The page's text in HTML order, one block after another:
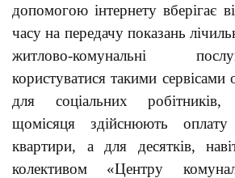
допомогою інтернету вберігає
часу на передачу показань
житлово-комунальні
користуватися такими
для соціальних
щомісяця здійснюють
квартири, а для десятків,
колективом «Центру